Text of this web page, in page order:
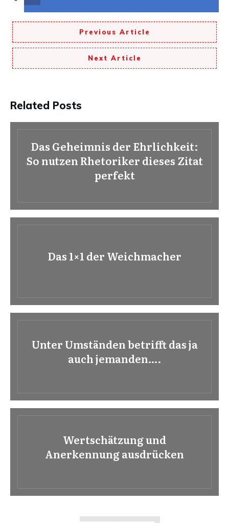
Previous Article
Next Article
Related Posts
Das Geheimnis der Ehrlichkeit:
So nutzen Rhetoriker dieses Zitat
perfekt
Das 1×1 der Weichmacher
Unter Umständen betrifft das ja
auch jemanden….
Wertschätzung und
Anerkennung ausdrücken